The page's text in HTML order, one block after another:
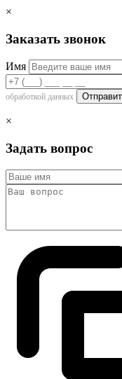
×
Заказать звонок
Имя
обработкой данных
×
Задать вопрос